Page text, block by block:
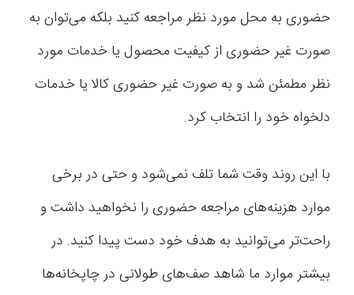
حضوری به محل مورد نظر مراجعه کنید بلکه می‌توان به
صورت غیر حضوری از کیفیت محصول یا خدمات مورد
نظر مطمئن شد و به صورت غیر حضوری کالا یا خدمات
دلخواه خود را انتخاب کرد.
با این روند وقت شما تلف نمی‌شود و حتی در برخی
موارد هزینه‌های مراجعه حضوری را نخواهید داشت و
راحت‌تر می‌توانید به هدف خود دست پیدا کنید. در
بیشتر موارد ما شاهد صف‌های طولانی در چاپخانه‌ها